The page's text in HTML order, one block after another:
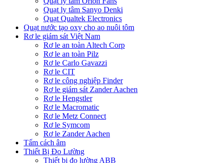
Quạt ly tâm Sanyo Denki
Quạt Qualtek Electronics
Quạt nước tạo oxy cho ao nuôi tôm
Rơ le giám sát Việt Nam
Rơ le an toàn Altech Corp
Rơ le an toàn Pilz
Rơ le Carlo Gavazzi
Rơ le CIT
Rơ le công nghiệp Finder
Rơ le giám sát Zander Aachen
Rơ le Hengstler
Rơ le Macromatic
Rơ le Metz Connect
Rơ le Symcom
Rơ le Zander Aachen
Tấm cách âm
Thiết Bị Đo Lường
Thiết bị đo lường ABB